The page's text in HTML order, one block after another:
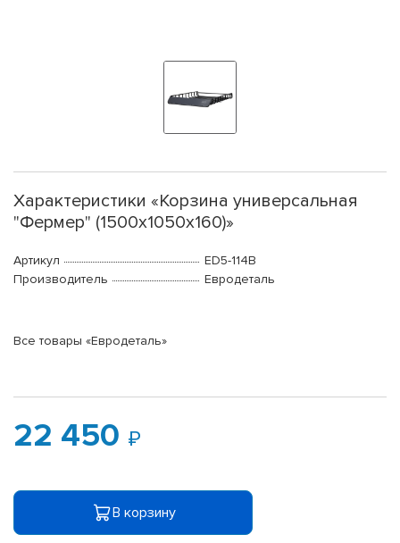
Характеристики «Корзина универсальная
"Фермер" (1500х1050х160)»
Артикул
ED5-114B
Производитель
Евродеталь
Все товары «Евродеталь»
22 450
В корзину